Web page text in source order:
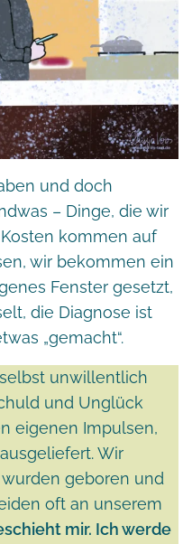
und doch
– Dinge, die wir
kommen auf
wir bekommen ein
Fenster gesetzt,
die Diagnose ist
„gemacht“.
unwillentlich
und Unglück
eigenen Impulsen,
Wir
geboren und
oft an unserem
mir. Ich werde